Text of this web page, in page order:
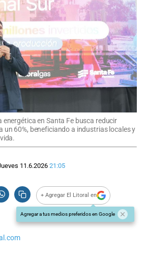
en Santa Fe busca reducir
un 60%, beneficiando a industrias locales y
11.6.2026 21:05
+ Agregar El Litoral en
Agregar a tus medios preferidos en Google